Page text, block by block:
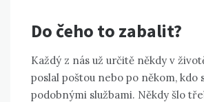
Do čeho to zabalit?
Každý z nás už určitě někdy v
poslal poštou nebo po někom, kdo
podobnými službami. Někdy šlo